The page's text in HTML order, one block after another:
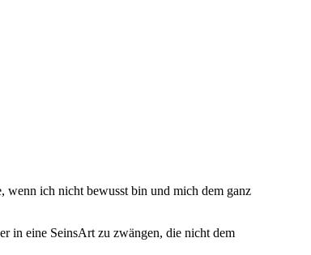
wenn ich nicht bewusst bin und mich dem ganz
in eine SeinsArt zu zwängen, die nicht dem